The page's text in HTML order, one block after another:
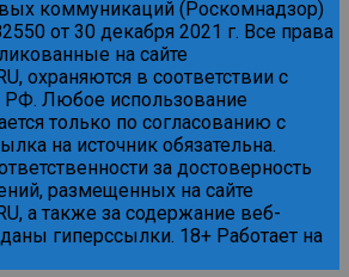
коммуникаций (Роскомнадзор)
от 30 декабря 2021 г. Все права
на сайте
охраняются в соответствии с
РФ. Любое использование
только по согласованию с
на источник обязательна.
за достоверность
размещенных на сайте
а также за содержание веб-
гиперссылки. 18+ Работает на